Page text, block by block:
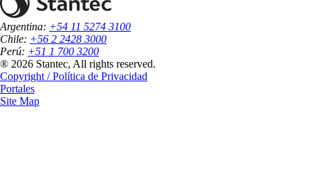
Argentina: +54 11 5274 3100
Chile: +56 2 2428 3000
Perú: +51 1 700 3200
® 2026 Stantec, All rights reserved.
Copyright / Política de Privacidad
Portales
Site Map